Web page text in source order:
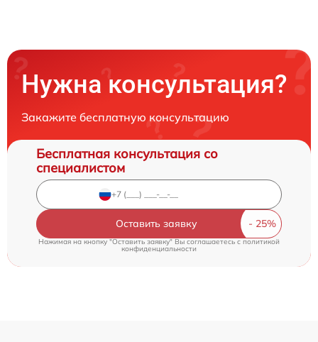
Нужна консультация?
Закажите бесплатную консультацию
Бесплатная консультация со
специалистом
Оставить заявку
Нажимая на кнопку "Оставить заявку" Вы соглашаетесь cполитикой
конфиденциальности